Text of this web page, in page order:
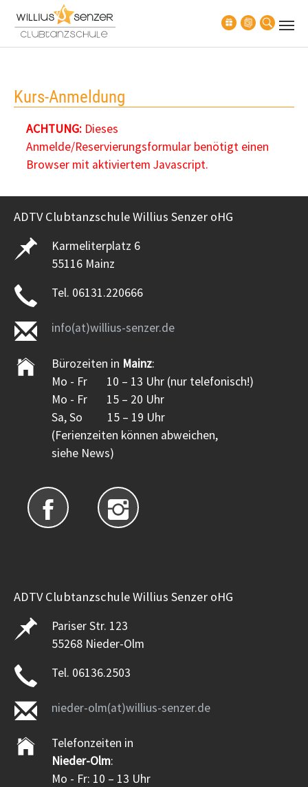
Zum Hauptinhalt springen
Kurs-Anmeldung
ACHTUNG:Dieses
Anmelde/Reservierungsformular benötigt einen
Browser mit aktiviertem Javascript.
ADTV Clubtanzschule Willius Senzer oHG
Karmeliterplatz 6
55116 Mainz
Tel. 06131.220666
info(at)willius-senzer.de
Bürozeiten in Mainz:
Mo - Fr 10 – 13 Uhr (nur telefonisch!)
Mo - Fr 15 – 20 Uhr
Sa, So 15 – 19 Uhr
(Ferienzeiten können abweichen,
siehe News)
ADTV Clubtanzschule Willius Senzer oHG
Pariser Str. 123
55268 Nieder-Olm
Tel. 06136.2503
nieder-olm(at)willius-senzer.de
Telefonzeiten in
Nieder-Olm:
Mo - Fr: 10 – 13 Uhr